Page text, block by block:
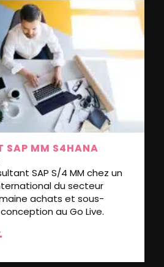
SAP MM S4HANA
SAP S/4 MM chez un
du secteur
achats et sous-
au Go Live.